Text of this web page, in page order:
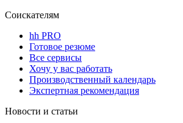
Соискателям
hh PRO
Готовое резюме
Все сервисы
Хочу у вас работать
Производственный календарь
Экспертная рекомендация
Новости и статьи